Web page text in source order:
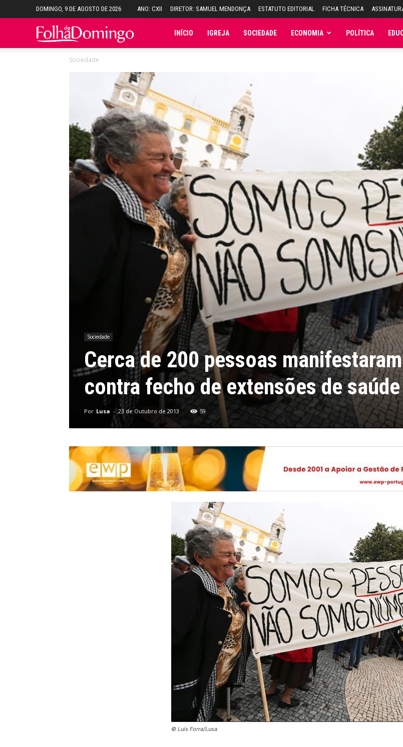
DOMINGO, 9 DE AGOSTO DE 2026 ANO: CXII DIRETOR: SAMUEL MENDONÇA ESTATUTO EDITORIAL FICHA TÉCNICA
Folha
Domingo
INÍCIO IGREJA SOCIEDADE ECONOMIA POLÍTICA
Sociedade
Sociedade
Cerca de 200 pessoas
contra fecho de extensões de saúde
Por Lusa - 23 de Outubro de 2013 59
© Luís Forra/Lusa